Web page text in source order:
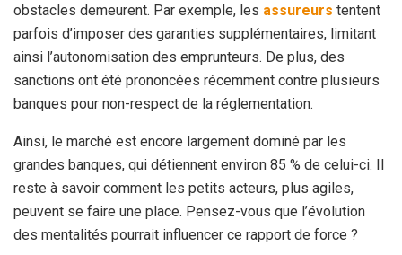
obstacles demeurent. Par exemple, les assureurs tentent
parfois d’imposer des garanties supplémentaires, limitant
ainsi l’autonomisation des emprunteurs. De plus, des
sanctions ont été prononcées récemment contre plusieurs
banques pour non-respect de la réglementation.
Ainsi, le marché est encore largement dominé par les
grandes banques, qui détiennent environ 85 % de celui-ci. Il
reste à savoir comment les petits acteurs, plus agiles,
peuvent se faire une place. Pensez-vous que l’évolution
des mentalités pourrait influencer ce rapport de force ?